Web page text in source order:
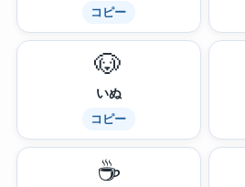
コピー
🐶
いぬ
コピー
☕